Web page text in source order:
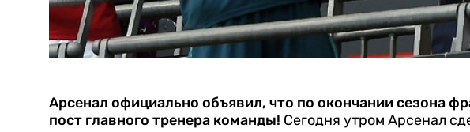
Арсенал официально объявил, что по окончании сезона
пост главного тренера команды! Сегодня утром Арсенал